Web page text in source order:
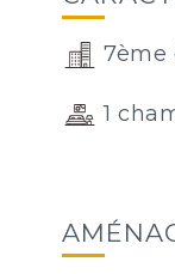
7ème
1